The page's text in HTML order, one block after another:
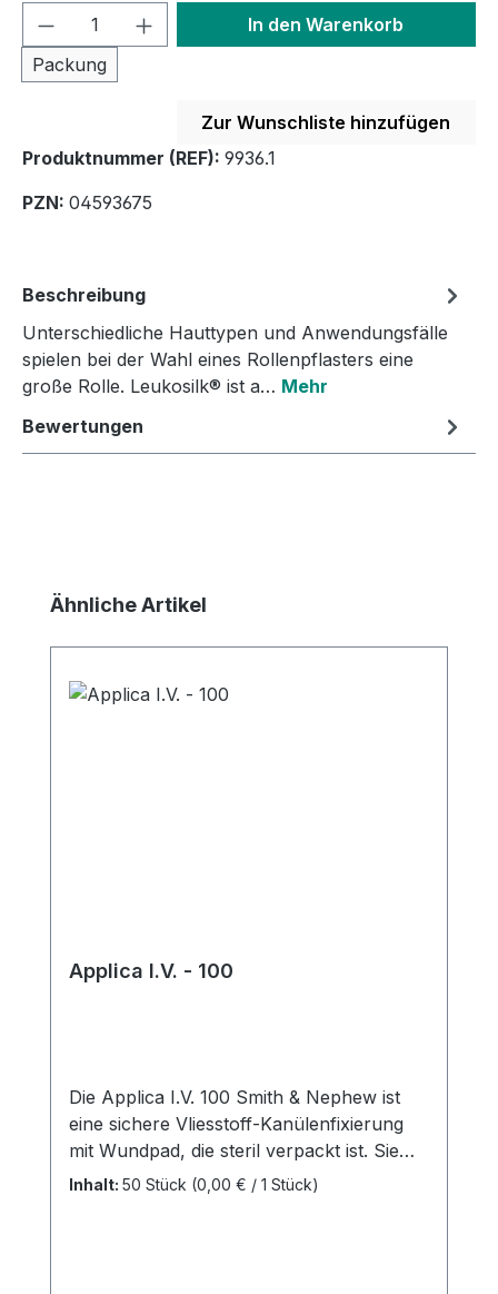
Produkt Anzahl: Gib den
Packung
In den Warenkorb
Zur Wunschliste hinzufügen
Produktnummer (REF): 9936.1
PZN: 04593675
Beschreibung
Unterschiedliche Hauttypen und Anwendungsfälle
spielen bei der Wahl eines Rollenpflasters eine
große Rolle. Leukosilk® ist a… Mehr
Bewertungen
Produktgalerie überspringen
Ähnliche Artikel
Applica I.V. - 100
Die Applica I.V. 100 Smith & Nephew ist
eine sichere Vliesstoff-Kanülenfixierung
mit Wundpad, die steril verpackt ist. Sie
bietet eine Vielzahl von Eigenschaften, um
Inhalt: 50 Stück (0,00 € / 1 Stück)